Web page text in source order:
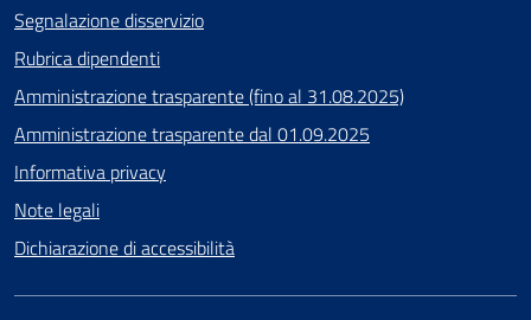
Segnalazione disservizio
Rubrica dipendenti
Amministrazione trasparente (fino al 31.08.2025)
Amministrazione trasparente dal 01.09.2025
Informativa privacy
Note legali
Dichiarazione di accessibilità